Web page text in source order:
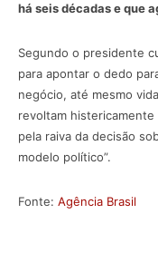
há seis décadas e que
Segundo o presidente
para apontar o dedo
negócio, até mesmo
revoltam
pela raiva da decisão
modelo político”.
Fonte: Agência Brasil